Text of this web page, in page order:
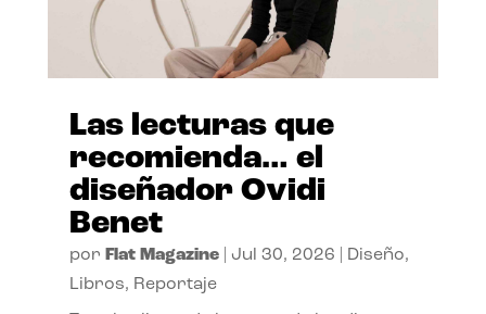
Las lecturas que
recomienda… el
diseñador Ovidi
Benet
por Flat Magazine| Jul 30, 2026 Diseño,
Libros, Reportaje